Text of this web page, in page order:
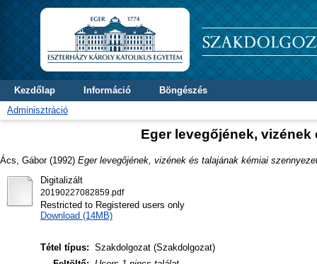
Kezdőlap Információ
Böngészés
Adminisztráció
Eger levegőjének,
Ács, Gábor(1992) Eger levegőjének, vizének és talajának kémiai
Digitalizált
20190227082859.pdf
Restricted to Registered users only
Download (14MB)
Tétel típus: Szakdolgozat (Szakdolgozat)